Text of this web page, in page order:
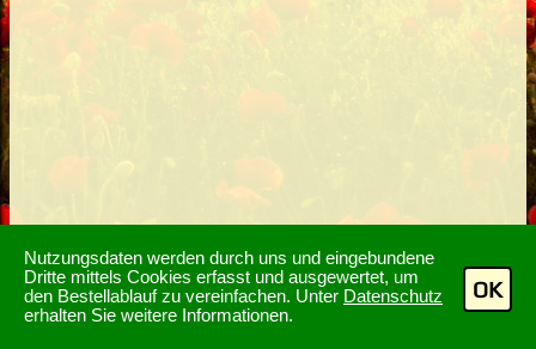
Nutzungsdaten werden durch uns und eingebundene
Dritte mittels Cookies erfasst und ausgewertet, um
den Bestellablauf zu vereinfachen. Unter Datenschutz
erhalten Sie weitere Informationen.
OK